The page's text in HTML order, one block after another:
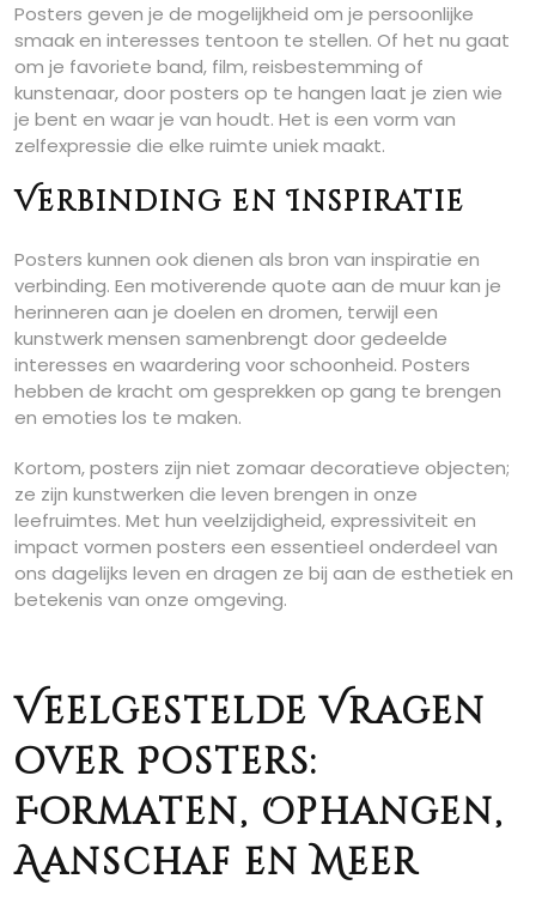
Posters geven je de mogelijkheid om je persoonlijke
smaak en interesses tentoon te stellen. Of het nu gaat
om je favoriete band, film, reisbestemming of
kunstenaar, door posters op te hangen laat je zien wie
je bent en waar je van houdt. Het is een vorm van
zelfexpressie die elke ruimte uniek maakt.
Verbinding en Inspiratie
Posters kunnen ook dienen als bron van inspiratie en
verbinding. Een motiverende quote aan de muur kan je
herinneren aan je doelen en dromen, terwijl een
kunstwerk mensen samenbrengt door gedeelde
interesses en waardering voor schoonheid. Posters
hebben de kracht om gesprekken op gang te brengen
en emoties los te maken.
Kortom, posters zijn niet zomaar decoratieve objecten;
ze zijn kunstwerken die leven brengen in onze
leefruimtes. Met hun veelzijdigheid, expressiviteit en
impact vormen posters een essentieel onderdeel van
ons dagelijks leven en dragen ze bij aan de esthetiek en
betekenis van onze omgeving.
Veelgestelde Vragen
over Posters:
Formaten, Ophangen,
Aanschaf en Meer